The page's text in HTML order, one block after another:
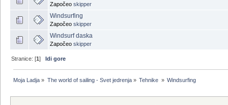
Započeo skipper
Windsurfing
Započeo skipper
Windsurf daska
Započeo skipper
Stranice: [1]Idi gore
Moja Ladja » The world of sailing - Svet jedrenja» Tehnike » Windsurfing